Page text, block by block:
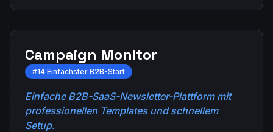
Campaign Monitor
#14 Einfachster B2B-Start
Einfache B2B-SaaS-Newsletter-Plattform mit
professionellen Templates und schnellem
Setup.